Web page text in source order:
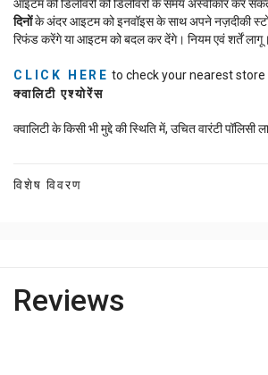
आइटम की डिलीवरी को डिलीवरी के समय अस्वीकार कर
दिनोंके अंदर आइटम को इनवॉइस के साथ अपने नज़दीकी
रिफंड करेंगे या आइटम को बदल कर देंगे। नियम एवं शर्तें लागू।
CLICK HERE to check your nearest store
क्वालिटी एश्योरेंस
क्वालिटी के किसी भी मुद्दे की स्थिति में, उचित वारंटी पॉलिसी
विशेष विवरण
Reviews